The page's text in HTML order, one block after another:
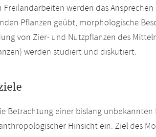
Freilandarbeiten werden das
Pflanzen geübt, morphologische
von Zier- und Nutzpflanzen des
werden studiert und diskutiert.
Betrachtung einer bislang
Hinsicht ein. Ziel des